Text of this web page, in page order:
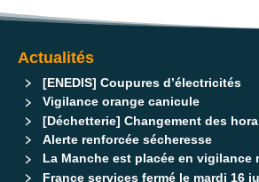
Actualités
[ENEDIS] Coupures d’électricités
Vigilance orange canicule
[Déchetterie] Changement des
Alerte renforcée sécheresse
La Manche est placée en vigilance
France services fermé le mardi 16